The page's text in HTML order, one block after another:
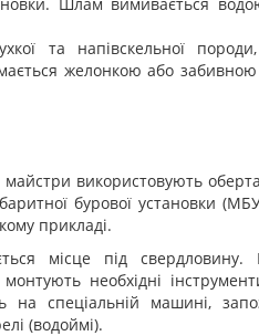
та напівскельної
желонкою або
використовують
бурової установки
прикладі.
місце під
монтують необхідні
на спеціальній машині,
(водоймі).